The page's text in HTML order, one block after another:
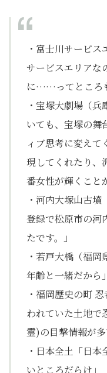
・富士川サービス
サービスエリアな
に……ってところ
・宝塚大劇場（
いても、宝塚の舞
ィブ思考に変えて
現してくれたり、
番女性が輝くこと
・河内大塚山古
登録で松原市の河
たです。」
・若戸大橋（福
年齢と一緒だから」
・福岡歴史の町
われていた土地で
霊)の目撃情報が多
・日本全土「日
いところだらけ」